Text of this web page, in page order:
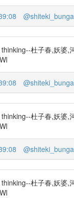
杜子春,妖婆,
杜子春,妖婆,
杜子春,妖婆,